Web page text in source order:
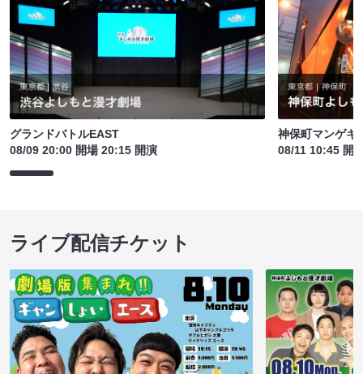
グランドバトルEAST
08/09 20:00 開場 20:15 開演
神保町マンゲキ
08/11 10:45 開
ライブ配信チケット